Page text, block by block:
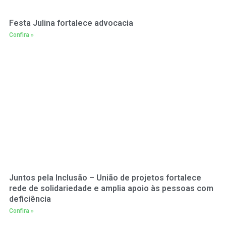
Festa Julina fortalece advocacia
Confira »
Juntos pela Inclusão – União de projetos fortalece
rede de solidariedade e amplia apoio às pessoas com
deficiência
Confira »